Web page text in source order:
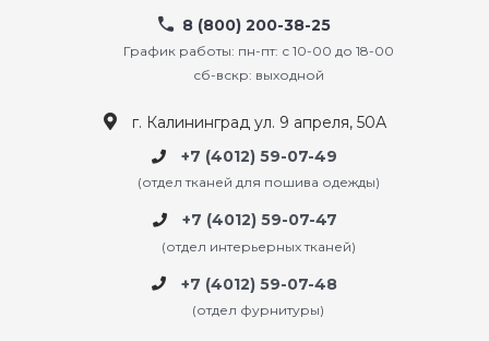
8 (800) 200-38-25
График работы: пн-пт: с 10-00 до 18-00
сб-вскр: выходной
г. Калининград ул. 9 апреля, 50А
+7 (4012) 59-07-49
(отдел тканей для пошива одежды)
+7 (4012) 59-07-47
(отдел интерьерных тканей)
+7 (4012) 59-07-48
(отдел фурнитуры)